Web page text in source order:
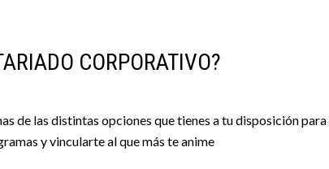
CORPORATIVO?
de las distintas opciones que tienes a tu disposición para
y vincularte al que más te anime